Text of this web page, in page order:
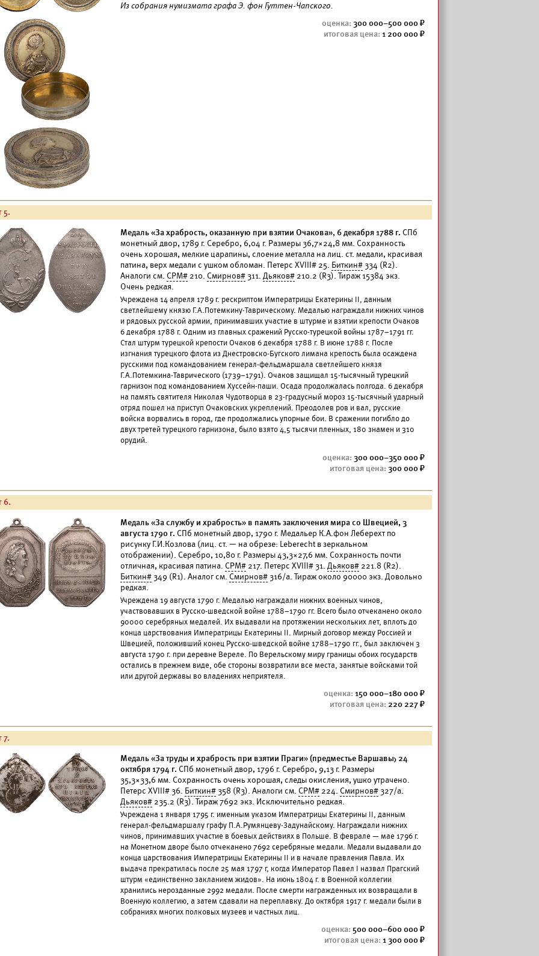
Из собрания нумизмата графа Э. фон Гуттен-Чапского.
300 000–500 000
1 200 000
5.
Медаль «За храбрость, оказанную при взятии Очакова», 6 декабря 1788 г. СПб
монетный двор, 1789 г. Серебро, 6,04 г. Размеры 36,7×24,8 мм. Сохранность
очень хорошая, мелкие царапины, слоение металла на лиц. ст. медали, красивая
патина, верх медали с ушком обломан. Петерс XVIII# 25. Биткин#334 (R2).
Аналоги см. СРМ# 210. Смирнов#311. Дьяков# 210.2 (R3). Тираж 15384 экз.
Очень редкая.
Учреждена 14 апреля 1789 г. рескриптом Императрицы Екатерины II, данным
светлейшему князю Г.А.Потемкину-Таврическому. Медалью награждали нижних чинов
и рядовых русской армии, принимавших участие в штурме и взятии крепости Очаков
6 декабря 1788 г. Одним из главных сражений Русско-турецкой войны 1787–1791 гг.
Стал штурм турецкой крепости Очаков 6 декабря 1788 г. В июне 1788 г. После
изгнания турецкого флота из Днестровско-Бугского лимана крепость была осаждена
русскими под командованием генерал-фельдмаршала светлейшего князя
Г.А.Потемкина-Таврического (1739–1791). Очаков защищал 15-тысячный турецкий
гарнизон под командованием Хуссейн-паши. Осада продолжалась полгода. 6 декабря
на память святителя Николая Чудотворца в 23-градусный мороз 15-тысячный ударный
отряд пошел на приступ Очаковских укреплений. Преодолев ров и вал, русские
войска ворвались в город, где продолжались упорные бои. В сражении погибло до
двух третей турецкого гарнизона, было взято 4,5 тысячи пленных, 180 знамен и 310
орудий.
300 000–350 000
300 000
6.
Медаль «За службу и храбрость» в память заключения мира со Швецией, 3
августа 1790 г. СПб монетный двор, 1790 г. Медальер К.А.фон Леберехт по
рисунку Г.И.Козлова (лиц. ст. — на обрезе: Leberecht в зеркальном
отображении). Серебро, 10,80 г. Размеры 43,3×27,6 мм. Сохранность почти
отличная, красивая патина. СРМ# 217. Петерс XVIII# 31. Дьяков# 221.8 (R2).
Биткин#349 (R1). Аналог см. Смирнов#316/а. Тираж около 90000 экз. Довольно
редкая.
Учреждена 19 августа 1790 г. Медалью награждали нижних военных чинов,
участвовавших в Русско-шведской войне 1788–1790 гг. Всего было отчеканено около
90000 серебряных медалей. Их выдавали на протяжении нескольких лет, вплоть до
конца царствования Императрицы Екатерины II. Мирный договор между Россией и
Швецией, положивший конец Русско-шведской войне 1788–1790 гг., был заключен 3
августа 1790 г. при деревне Вереле. По Верельскому миру границы обоих государств
остались в прежнем виде, обе стороны возвратили все места, занятые войсками той
или другой державы во владениях неприятеля.
150 000–180 000
220 227
7.
Медаль «За труды и храбрость при взятии Праги» (предместье Варшавы) 24
октября 1794 г. СПб монетный двор, 1796 г. Серебро, 9,13 г. Размеры
35,3×33,6 мм. Сохранность очень хорошая, следы окисления, ушко утрачено.
Петерс XVIII# 36. Биткин#358 (R3). Аналоги см. СРМ# 224. Смирнов#327/а.
Дьяков# 235.2 (R3). Тираж 7692 экз. Исключительно редкая.
Учреждена 1 января 1795 г. именным указом Императрицы Екатерины II, данным
генерал-фельдмаршалу графу П.А.Румянцеву-Задунайскому. Награждали нижних
чинов, принимавших участие в боевых действиях в Польше. В феврале — мае 1796 г.
на Монетном дворе было отчеканено 7692 серебряные медали. Медали выдавали до
конца царствования Императрицы Екатерины II и в начале правления Павла. Их
выдача прекратилась после 25 мая 1797 г, когда Император Павел I назвал Прагский
штурм «единственно закланием жидов». На июнь 1804 г. в Военной коллегии
хранились нерозданные 2992 медали. После смерти награжденных их возвращали в
Военную коллегию, а затем сдавали на переплавку. До октября 1917 г. медали были в
собраниях многих полковых музеев и частных лиц.
500 000–600 000
1 300 000